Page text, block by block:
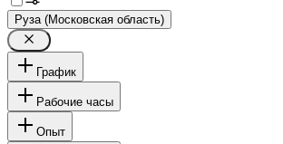
Руза (Московская область)
График
Рабочие часы
Опыт